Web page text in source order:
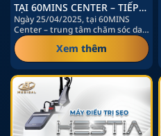
TẠI 60MINS CENTER – TIẾP
NỐI SỨ MỆNH CHĂM SÓC
DA TOÀN DIỆN
Ngày 25/04/2025, tại 60MINS
Center – trung tâm chăm sóc da
cao cấp tọa lạc giữa lòng…
Xem thêm